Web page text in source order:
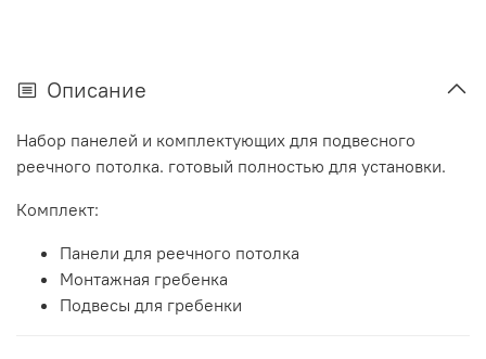
Описание
Набор панелей и комплектующих для подвесного
реечного потолка. готовый полностью для установки.
Комплект:
Панели для реечного потолка
Монтажная гребенка
Подвесы для гребенки